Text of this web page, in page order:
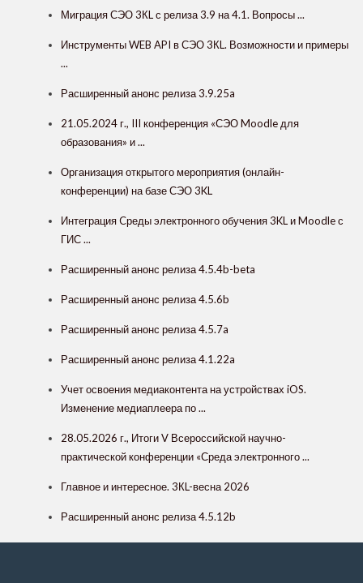
Миграция СЭО 3КL с релиза 3.9 на 4.1. Вопросы ...
Инструменты WEB API в СЭО 3КL. Возможности и примеры
...
Расширенный анонс релиза 3.9.25a
21.05.2024 г., III конференция «СЭО Moodle для
образования» и ...
Организация открытого мероприятия (онлайн-
конференции) на базе СЭО 3KL
Интеграция Cреды электронного обучения 3KL и Moodle с
ГИС ...
Расширенный анонс релиза 4.5.4b-beta
Расширенный анонс релиза 4.5.6b
Расширенный анонс релиза 4.5.7a
Расширенный анонс релиза 4.1.22a
Учет освоения медиаконтента на устройствах iOS.
Изменение медиаплеера по ...
28.05.2026 г., Итоги V Всероссийской научно-
практической конференции «Среда электронного ...
Главное и интересное. 3КL-весна 2026
Расширенный анонс релиза 4.5.12b